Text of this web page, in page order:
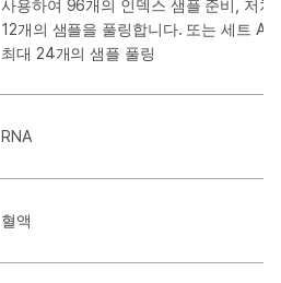
사용하여 96개의 인덱스 샘플 준비, 저처
12개의 샘플을 풀링합니다. 또는 세트 A,
최대 24개의 샘플 풀링
RNA
혈액